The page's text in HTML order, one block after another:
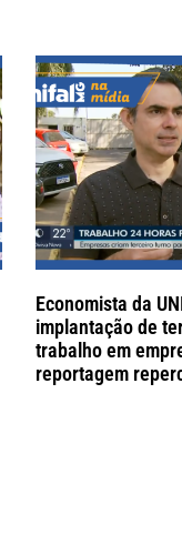
Economista da
implantação de
trabalho em
reportagem